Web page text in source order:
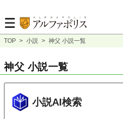
TOP > 小説 > 神父 小説一覧
神父 小説一覧
小説AI検索